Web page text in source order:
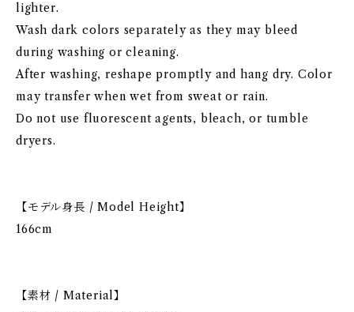
lighter.
Wash dark colors separately as they may bleed
during washing or cleaning.
After washing, reshape promptly and hang dry. Color
may transfer when wet from sweat or rain.
Do not use fluorescent agents, bleach, or tumble
dryers.
【モデル身長 / Model Height】
166cm
【素材 / Material】